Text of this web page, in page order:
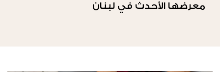
معرضها الأحدث في لبنان